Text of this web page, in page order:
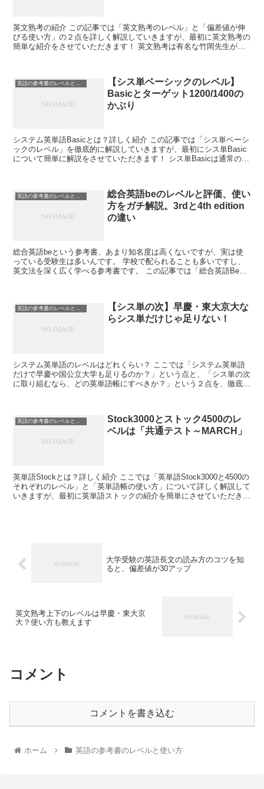
英文熟考の紹介 この記事では「英文熟考のレベル」と「偏差値が伸
びる使い方」の２点を詳しく解説していきますが、最初に英文熟考の
簡単な紹介をさせていただきます！ 英文熟考は有名な竹岡先生が手
英語の参考書のレベルと使い方
【シス単ベーシックのレベル】
Basicとターゲット1200/1400の
かぶり
システム英単語Basicとは？詳しく紹介 この記事では「シス単ベーシ
ックのレベル」を徹底的に解説していきますが、最初にシス単Basic
について簡単に解説をさせていただきます！ シス単Basicは通常のシ
総合英語beのレベルと評価、使い
方をガチ解説。3rdと4th edition
の違い
総合英語beという参考書、あまり知名度は高くないですが、実は使
っている受験生は多いんです。 学校で配られることも多いですし、
英文法を深く広く学べる参考書です。 この記事では「総合英語Beの
英語の参考書のレベルと使い方
【シス単の次】早慶・東大京大な
らシス単だけじゃ足りない！
システム英単語のレベルはどれくらい？ ここでは「システム英単語
だけで早慶や国公立大学も足りるのか？」という点と、「シス単の次
に取り組むなら、どの英単語帳にすべきか？」という２点を、徹底的
Stock3000とストック4500のレ
ベルは「共通テスト～MARCH」
英単語Stockとは？詳しく紹介 ここでは「英単語Stock3000と4500の
それぞれのレベル」と「英単語帳の使い方」について詳しく解説して
いきますが、最初に英単語ストックの紹介を簡単にさせていただきま
大学受験の英語長文の読み方のコツを知
ると、偏差値が30アップ
英文熟考上下のレベルは早慶・東大京
大？使い方も教えます
コメント
コメントを書き込む
ホーム 英語の参考書のレベルと使い方